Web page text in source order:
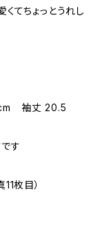
てちょっとうれし
cm 袖丈 20.5
す
枚目）